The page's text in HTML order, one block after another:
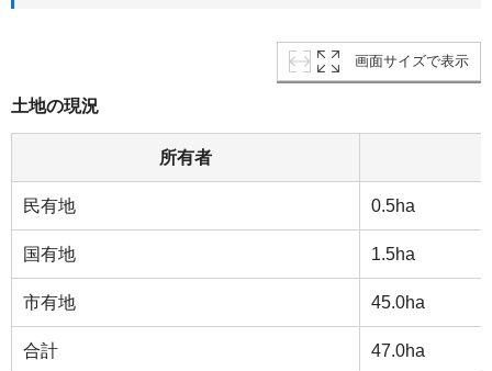
画面サイズで表示
土地の現況
所有者
民有地 0.5ha
国有地 1.5ha
市有地 45.0ha
合計 47.0ha